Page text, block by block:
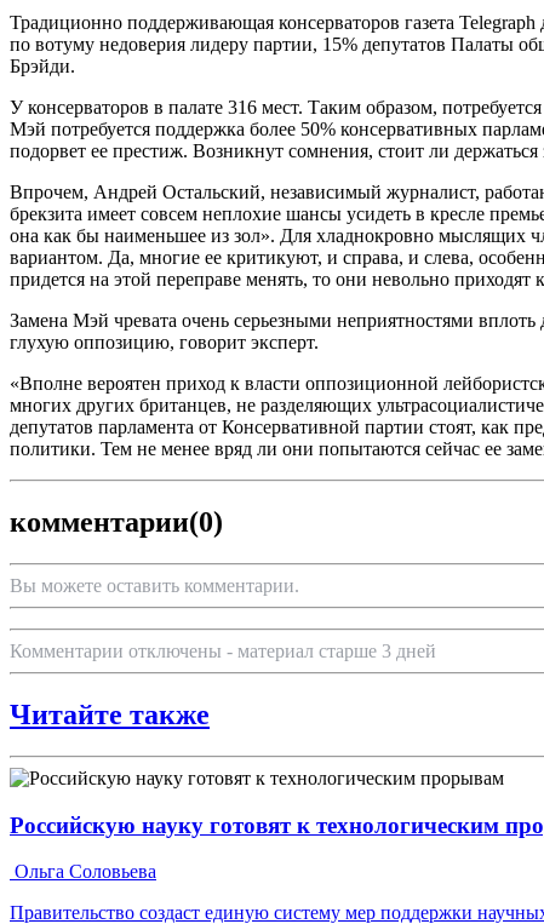
Традиционно поддерживающая консерваторов газета
по вотуму недоверия лидеру партии, 15% депутатов Палаты
Брэйди.
У консерваторов в палате 316 мест. Таким образом,
Мэй потребуется поддержка более 50% консервативных
подорвет ее престиж. Возникнут сомнения, стоит ли
Впрочем, Андрей Остальский, независимый журналист,
брекзита имеет совсем неплохие шансы усидеть в кресле
она как бы наименьшее из зол». Для хладнокровно мыслящих
вариантом. Да, многие ее критикуют, и справа, и слева,
придется на этой переправе менять, то они невольно
Замена Мэй чревата очень серьезными неприятностями
глухую оппозицию, говорит эксперт.
«Вполне вероятен приход к власти оппозиционной
многих других британцев, не разделяющих
депутатов парламента от Консервативной партии стоят, как
политики. Тем не менее вряд ли они попытаются сейчас ее
комментарии(0)
Вы можете оставить комментарии.
Комментарии отключены - материал старше 3 дней
Читайте также
Российскую науку готовят к технологическим
Ольга Соловьева
Правительство создаст единую систему мер поддержки